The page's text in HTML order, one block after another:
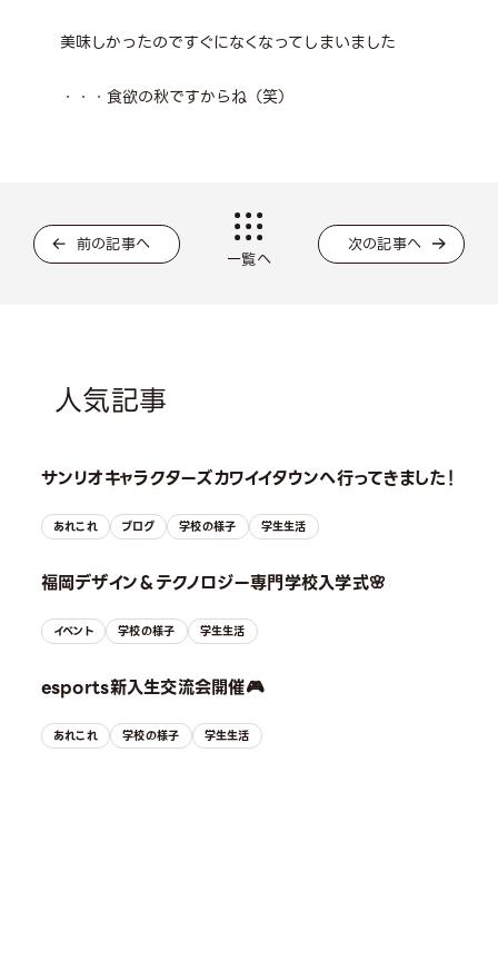
美味しかったのですぐになくなってしまいました
・・・食欲の秋ですからね（笑）
前の記事へ
一覧へ
次の記事へ
人気記事
サンリオキャラクターズカワイイタウンへ行ってきました！
あれこれ ブログ 学校の様子 学生生活
福岡デザイン＆テクノロジー専門学校入学式🌸
イベント 学校の様子 学生生活
esports新入生交流会開催🎮
あれこれ 学校の様子 学生生活